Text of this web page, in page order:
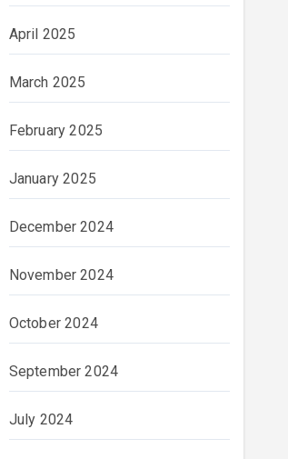
April 2025
March 2025
February 2025
January 2025
December 2024
November 2024
October 2024
September 2024
July 2024